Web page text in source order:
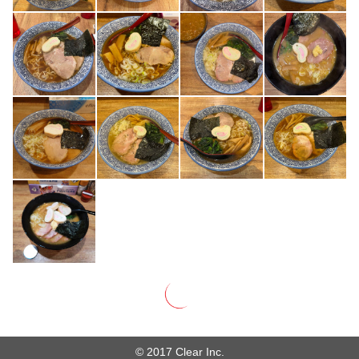
© 2017 Clear Inc.